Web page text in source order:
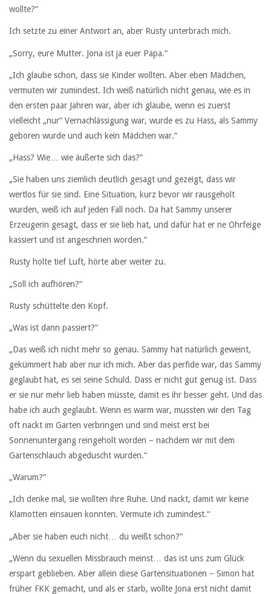
wollte?“
Ich setzte zu einer Antwort an, aber Rusty unterbrach mich.
„Sorry, eure Mutter. Jona ist ja euer Papa.“
„Ich glaube schon, dass sie Kinder wollten. Aber eben Mädchen,
vermuten wir zumindest. Ich weiß natürlich nicht genau, wie es in
den ersten paar Jahren war, aber ich glaube, wenn es zuerst
vielleicht „nur“ Vernachlässigung war, wurde es zu Hass, als Sammy
geboren wurde und auch kein Mädchen war.“
„Hass? Wie… wie äußerte sich das?“
„Sie haben uns ziemlich deutlich gesagt und gezeigt, dass wir
wertlos für sie sind. Eine Situation, kurz bevor wir rausgeholt
wurden, weiß ich auf jeden Fall noch. Da hat Sammy unserer
Erzeugerin gesagt, dass er sie lieb hat, und dafür hat er ne Ohrfeige
kassiert und ist angeschrien worden.“
Rusty holte tief Luft, hörte aber weiter zu.
„Soll ich aufhören?“
Rusty schüttelte den Kopf.
„Was ist dann passiert?“
„Das weiß ich nicht mehr so genau. Sammy hat natürlich geweint,
gekümmert hab aber nur ich mich. Aber das perfide war, das Sammy
geglaubt hat, es sei seine Schuld. Dass er nicht gut genug ist. Dass
er sie nur mehr lieb haben müsste, damit es ihr besser geht. Und das
habe ich auch geglaubt. Wenn es warm war, mussten wir den Tag
oft nackt im Garten verbringen und sind meist erst bei
Sonnenuntergang reingeholt worden – nachdem wir mit dem
Gartenschlauch abgeduscht wurden.“
„Warum?“
„Ich denke mal, sie wollten ihre Ruhe. Und nackt, damit wir keine
Klamotten einsauen konnten. Vermute ich zumindest.“
„Aber sie haben euch nicht… du weißt schon?“
„Wenn du sexuellen Missbrauch meinst… das ist uns zum Glück
erspart geblieben. Aber allein diese Gartensituationen – Simon hat
früher FKK gemacht, und als er starb, wollte Jona erst nicht damit